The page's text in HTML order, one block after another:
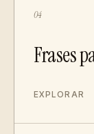
04
Frases
EXPLORAR